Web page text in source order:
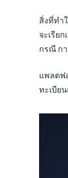
สิ่งที่ทำ
จะเรีย
กรณี ก
แพลตฟ
ทะเบีย